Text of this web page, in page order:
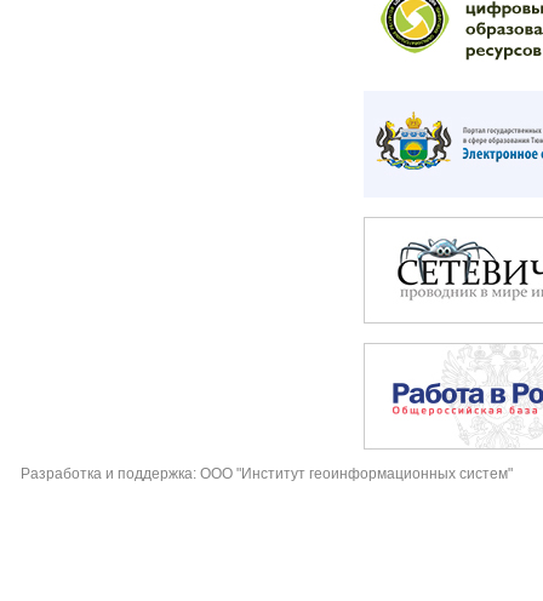
Разработка и поддержка: ООО "Институт геоинформационных систем"